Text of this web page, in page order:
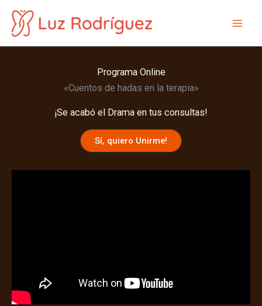
contenido
Programa Online
«Cuentos de hadas en la terapia»
¡Se acabó el Drama en tus consultas!
Sí, quiero Unirme!